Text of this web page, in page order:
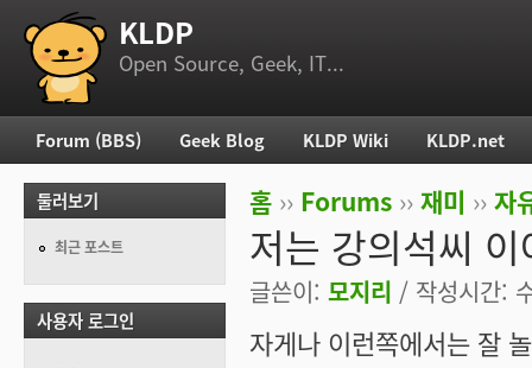
부 메뉴 KLDP
Open Source, Geek, IT...
현재 위치
홈 ›› Forums ›› 재미 ›› 자
저는 강의석씨
글쓴이: 모지리 / 작성시간:
자게나 이런쪽에서는 잘
주 메뉴
Forum (BBS) Geek Blog KLDP Wiki KLDP.net
둘러보기
최근 포스트
사용자 로그인